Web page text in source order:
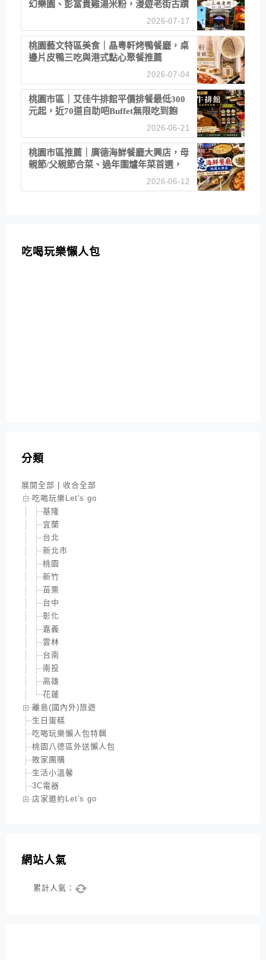
幻樂園、彭富貴雞湯米粉，漫遊老街古蹟
2026-07-17
桃園藝文特區美食｜晶粵軒烤鴨餐廳，桌
邊片皮鴨三吃與港式點心聚餐推薦
2026-07-04
桃園市區｜艾佳牛排館平價排餐最低300
元起，近70道自助吧Buffet無限吃到飽
2026-06-21
桃園市區推薦｜廣德海鮮餐廳大興店，母
親節/父親節合菜、過年圍爐年菜首選，
2026-06-12
吃喝玩樂懶人包
分類
展開全部
收合全部
吃喝玩樂Let's go
基隆
宜蘭
台北
新北市
桃園
新竹
苗栗
台中
彰化
嘉義
雲林
台南
南投
高雄
花蓮
離島(國內外)旅遊
生日蛋糕
吃喝玩樂懶人包特輯
桃園八德區外送懶人包
敗家團購
生活小溫馨
3C電器
店家邀約Let's go
網站人氣
累計人氣：